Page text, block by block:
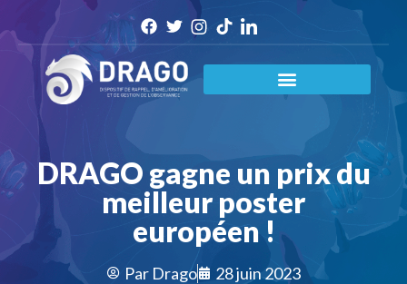
DRAGO gagne un prix du
meilleur poster
européen !
ParDrago 28 juin 2023